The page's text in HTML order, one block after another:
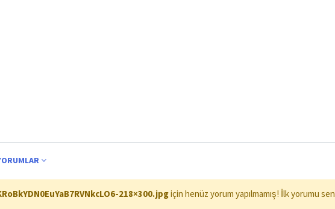
218×300.jpgiçin henüz yorum yapılmamış! İlk yorumu sen